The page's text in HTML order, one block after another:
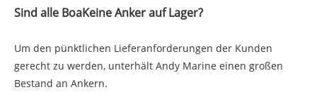
Sind alle BoaKeine Anker auf Lager?
Um den pünktlichen Lieferanforderungen der Kunden
gerecht zu werden, unterhält Andy Marine einen großen
Bestand an Ankern.